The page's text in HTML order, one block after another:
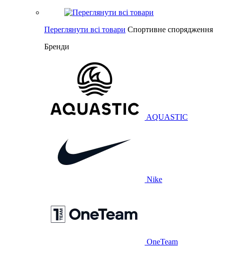
Переглянути всі товари Спортивне спорядження
Бренди
AQUASTIC
Nike
OneTeam